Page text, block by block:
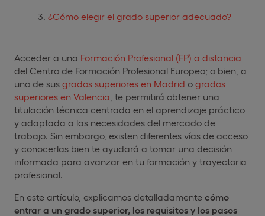
¿Cómo elegir el grado superior adecuado?
Acceder a una Formación Profesional (FP) a distancia
del Centro de Formación Profesional Europeo; o bien, a
uno de sus grados superiores en Madrid o grados
superiores en Valencia , te permitirá obtener una
titulación técnica centrada en el aprendizaje práctico
y adaptada a las necesidades del mercado de
trabajo. Sin embargo, existen diferentes vías de acceso
y conocerlas bien te ayudará a tomar una decisión
informada para avanzar en tu formación y trayectoria
profesional.
En este artículo, explicamos detalladamente cómo
entrar a un grado superior, los requisitos y los pasos